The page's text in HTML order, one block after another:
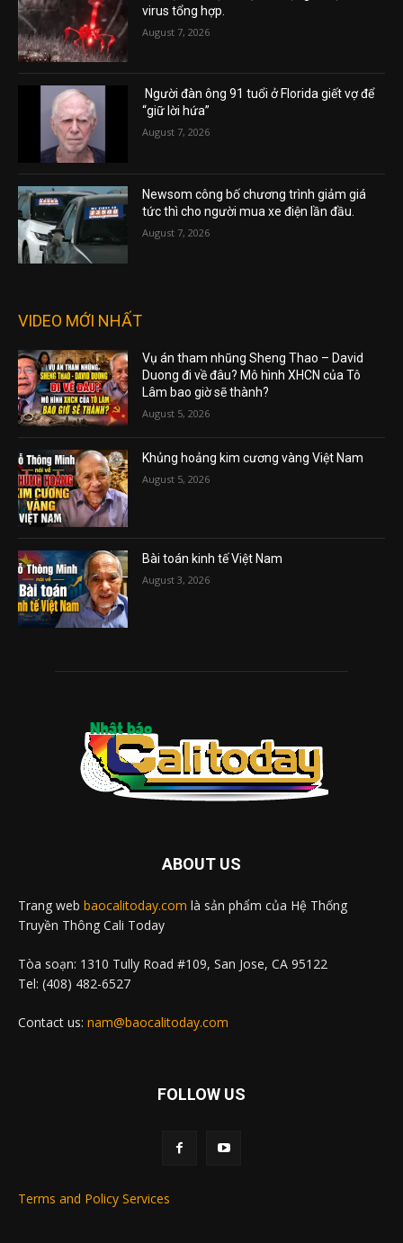
virus tổng hợp.
August 7, 2026
Người đàn ông 91 tuổi ở Florida giết vợ để
“giữ lời hứa”
August 7, 2026
Newsom công bố chương trình giảm giá
tức thì cho người mua xe điện lần đầu.
August 7, 2026
VIDEO MỚI NHẤT
Vụ án tham nhũng Sheng Thao – David
Duong đi về đâu? Mô hình XHCN của Tô
Lâm bao giờ sẽ thành?
August 5, 2026
Khủng hoảng kim cương vàng Việt Nam
August 5, 2026
Bài toán kinh tế Việt Nam
August 3, 2026
ABOUT US
Trang web baocalitoday.com là sản phẩm của Hệ Thống
Truyền Thông Cali Today
Tòa soạn: 1310 Tully Road #109, San Jose, CA 95122
Tel: (408) 482-6527
Contact us: nam@baocalitoday.com
FOLLOW US
Terms and Policy Services